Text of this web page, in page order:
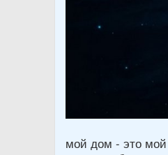
мой дом - это